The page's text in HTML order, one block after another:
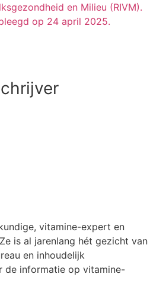
en Milieu (RIVM).
op 24 april 2025.
vitamine-expert en
is al jarenlang hét gezicht van
en inhoudelijk
de informatie op vitamine-